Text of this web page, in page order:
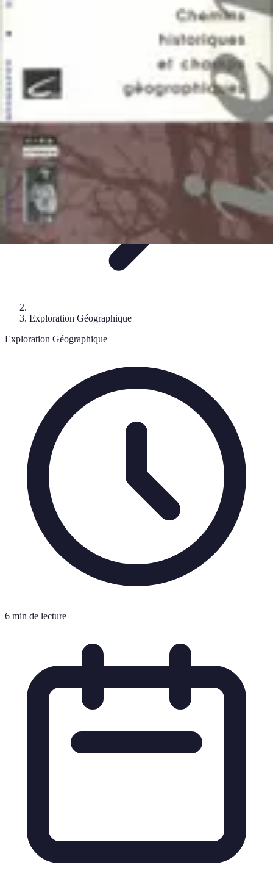
Géographie Explore
Exploration
Géographique
Îles et régions
Géographie Explore
Exploration Géographique
Exploration Géographique
6 min de lecture